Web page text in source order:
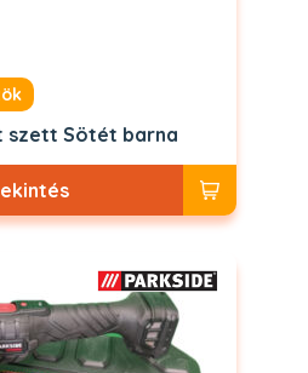
szett Sötét barna